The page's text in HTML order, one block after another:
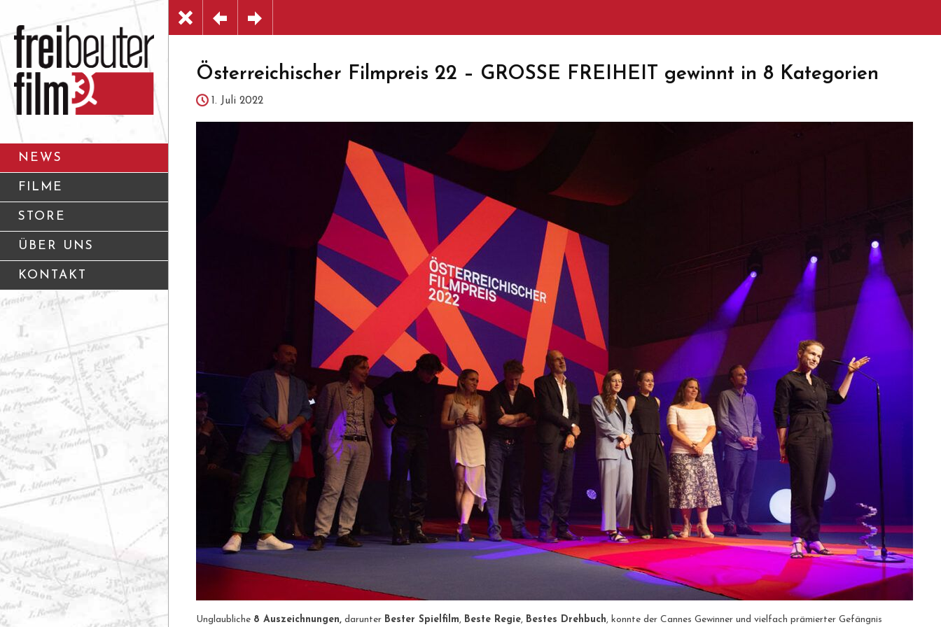
NEWS
FILME
STORE
ÜBER UNS
KONTAKT
Österreichischer Filmpreis 22 – GROSSE FREIHEIT gewinnt in 8 Kategorien
1. Juli 2022
Unglaubliche 8 Auszeichnungen, darunter Bester Spielfilm, Beste Regie, Bestes Drehbuch, konnte der Cannes Gewinner und vielfach prämierter Gefängnis